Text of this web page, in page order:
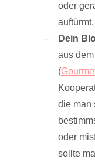
oder
Dein
aus
(
die man
oder
sollte